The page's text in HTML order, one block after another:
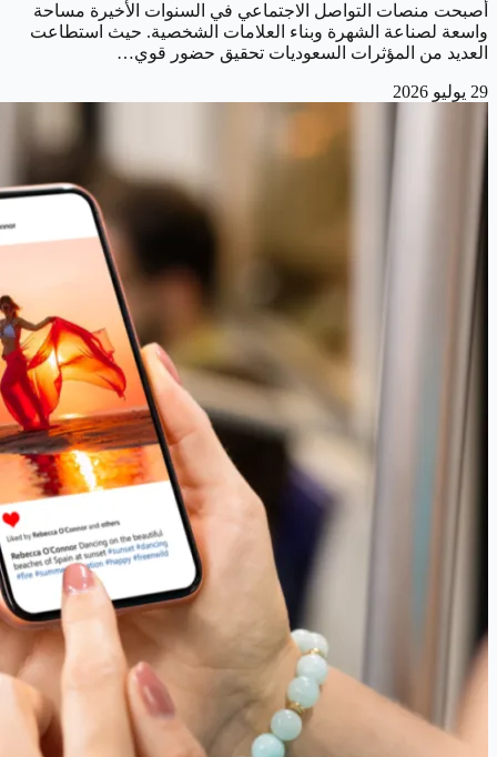
أصبحت منصات التواصل الاجتماعي في السنوات الأخيرة مساحة
واسعة لصناعة الشهرة وبناء العلامات الشخصية. حيث استطاعت
العديد من المؤثرات السعوديات تحقيق حضور قوي…
29 يوليو 2026